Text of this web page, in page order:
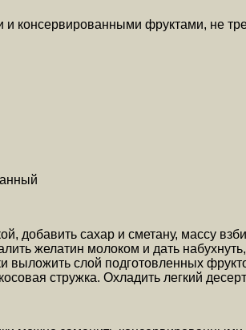
и консервированными фруктами, не
добавить сахар и сметану, массу
желатин молоком и дать
выложить слой подготовленных
стружка. Охладить легкий